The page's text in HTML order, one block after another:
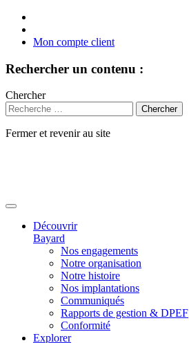
Mon compte client
Rechercher un contenu :
Chercher
Fermer et revenir au site
Découvrir
Bayard
Nos engagements
Notre organisation
Notre histoire
Nos implantations
Communiqués
Rapports de gestion & DPEF
Conformité
Explorer